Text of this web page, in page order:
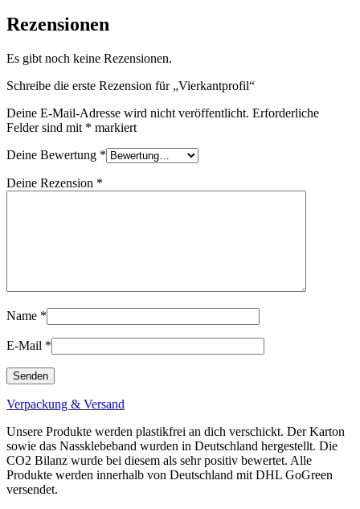
Rezensionen
Es gibt noch keine Rezensionen.
Schreibe die erste Rezension für „Vierkantprofil“
Deine E-Mail-Adresse wird nicht veröffentlicht. Erforderliche
Felder sind mit * markiert
Deine Bewertung *
Deine Rezension *
Name *
E-Mail *
Verpackung & Versand
Unsere Produkte werden plastikfrei an dich verschickt. Der Karton
sowie das Nassklebeband wurden in Deutschland hergestellt. Die
CO2 Bilanz wurde bei diesem als sehr positiv bewertet. Alle
Produkte werden innerhalb von Deutschland mit DHL GoGreen
versendet.